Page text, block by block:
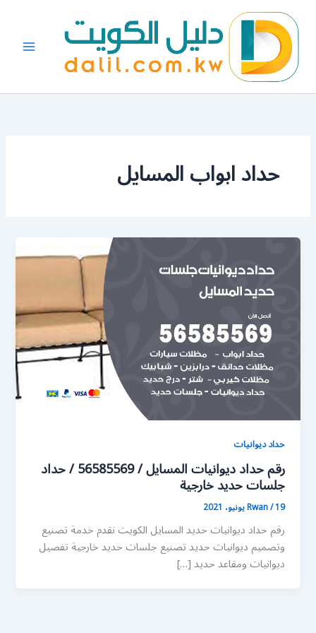
المحتوى
حداد ابواب المسايل
حداد ديوانيات
رقم حداد ديوانيات المسايل / 56585569 / حداد
جلسات حديد خارجية
Rwan/19 يونيو، 2021
رقم حداد ديوانيات حديد المسايل الكويت نقدم خدمة تصنيع
وتصميم ديوانيات حديد تصنيع جلسات حديد خارجية تفصيل
ديوانيات ومقاعد حديد […]